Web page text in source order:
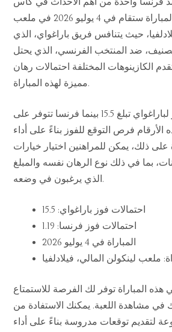
العالم 2026. هذه المباراة ستقام في 4 يوليو 2026 في ملعب
حيث يتنافس فريق باراغواي، الذي
41 في التصنيف، ضد المنتخب الفرنسي، الذي يحتل
الكازينوهات المختلفة احتمالات رهان
مميزة لهذه المباراة.
احتمالات الفوز لباراغواي تبلغ 15.5 بينما فرنسا تتوفر على
تمثل هذه الأرقام فرص التوقع للفوز بناءً على أداء
على ذلك، يمكن للمراهنين اختيار خيارات
بما في ذلك نوع الرهان نفسه والمبلغ
الذي يرغبون في وضعه.
احتمالات فوز باراغواي: 15.5
احتمالات فوز فرنسا: 1.19
المباراة في 4 يوليو 2026
ملعب لينكولن المالي، فيلادلفيا
هذه المباراة توفر لك الفرصة للاستمتاع
في مشاهدة اللعبة. يمكنك الاستفادة من
لتقديم توقعات مدروسة بناءً على أداء